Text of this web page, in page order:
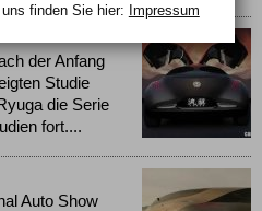
der Anfang
Studie
die Serie
fort....
Auto Show
finden Sie hier: Impressum